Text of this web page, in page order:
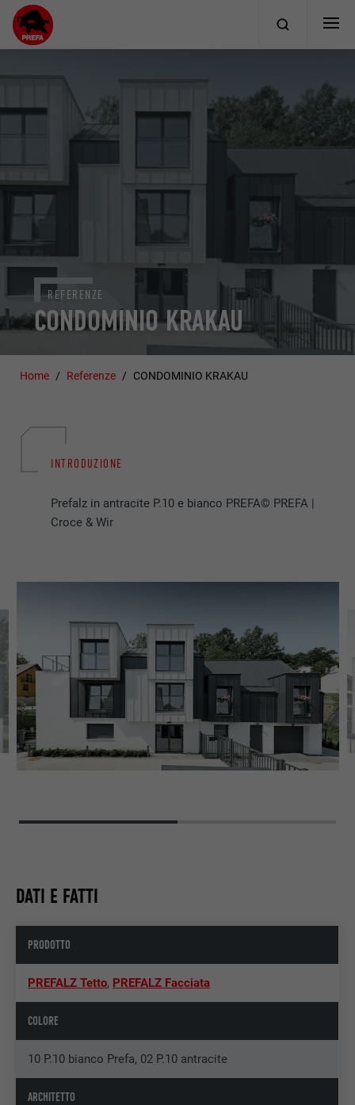
CONDOMINIO KRAKAU
REFERENZE
Home Referenze CONDOMINIO KRAKAU
INTRODUZIONE
Prefalz in antracite P.10 e bianco PREFA© PREFA |
Croce & Wir
DATI E FATTI
PRODOTTO
PREFALZ Tetto, PREFALZ Facciata
COLORE
10 P.10 bianco Prefa, 02 P.10 antracite
ARCHITETTO